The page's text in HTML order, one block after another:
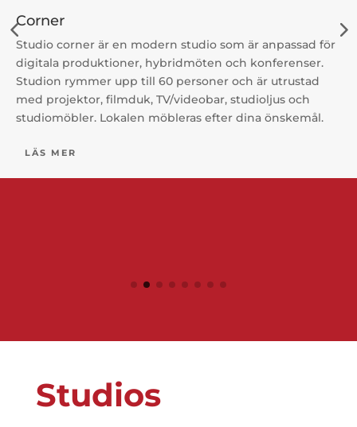
Corner
Studio corner är en modern studio som är anpassad för
digitala produktioner, hybridmöten och konferenser.
Studion rymmer upp till 60 personer och är utrustad
med projektor, filmduk, TV/videobar, studioljus och
studiomöbler. Lokalen möbleras efter dina önskemål.
LÄS MER
Studios